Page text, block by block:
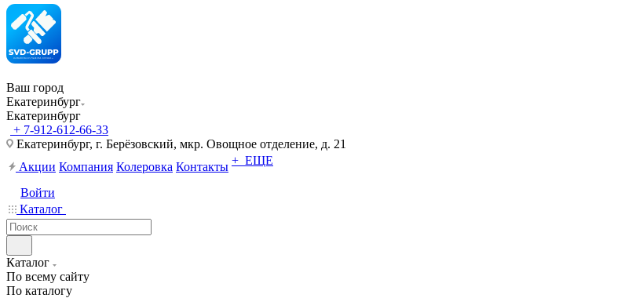
Ваш город
Екатеринбург
Екатеринбург
+ 7-912-612-66-33
Екатеринбург, г. Берёзовский, мкр. Овощное отделение, д. 21
Акции Компания Колеровка Контакты + ЕЩЕ
Войти
Каталог
Каталог
По всему сайту
По каталогу